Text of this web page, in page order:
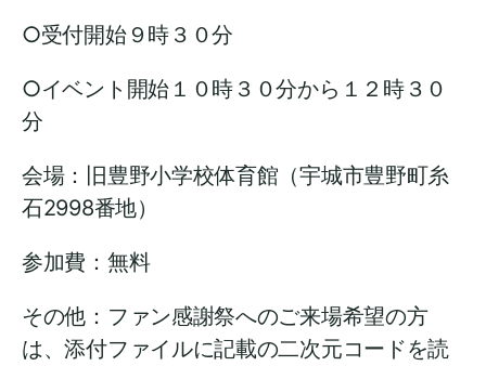
○受付開始９時３０分
○イベント開始１０時３０分から１２時３０
分
会場：旧豊野小学校体育館（宇城市豊野町糸
石2998番地）
参加費：無料
その他：ファン感謝祭へのご来場希望の方
は、添付ファイルに記載の二次元コードを読